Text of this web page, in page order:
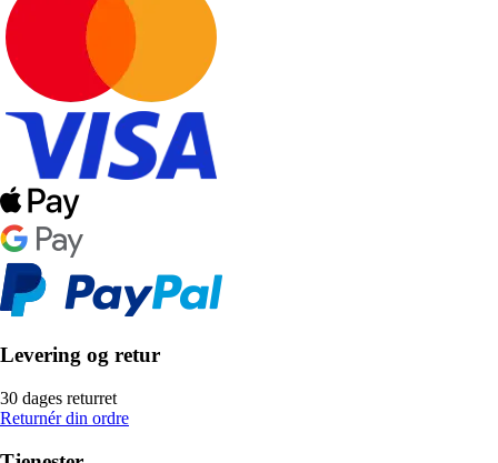
Levering og retur
30 dages returret
Returnér din ordre